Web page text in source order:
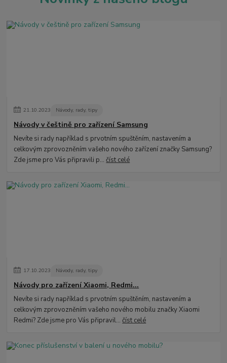
21.10.2023 Návody, rady, tipy
Návody v češtině pro zařízení Samsung
Nevíte si rady například s prvotním spuštěním, nastavením a
celkovým zprovozněním vašeho nového zařízení značky Samsung?
Zde jsme pro Vás připravili p...číst celé
17.10.2023 Návody, rady, tipy
Návody pro zařízení Xiaomi, Redmi...
Nevíte si rady například s prvotním spuštěním, nastavením a
celkovým zprovozněním vašeho nového mobilu značky Xiaomi
Redmi? Zde jsme pro Vás připravil...číst celé